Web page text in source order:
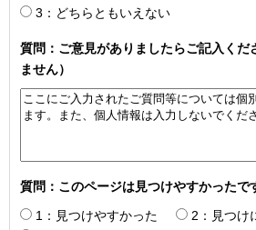
3：どちらともいえない
質問：ご意見がありましたらご記入くだ
ません）
質問：このページは見つけやすかったで
1：見つけやすかった
2：見つけ